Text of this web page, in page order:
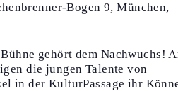
Bogen 9, München,
gehört dem Nachwuchs!
die jungen Talente von
in der KulturPassage ihr